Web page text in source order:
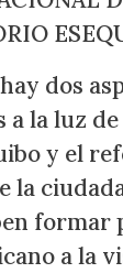
dos
a la luz
y el
la
formar
a la